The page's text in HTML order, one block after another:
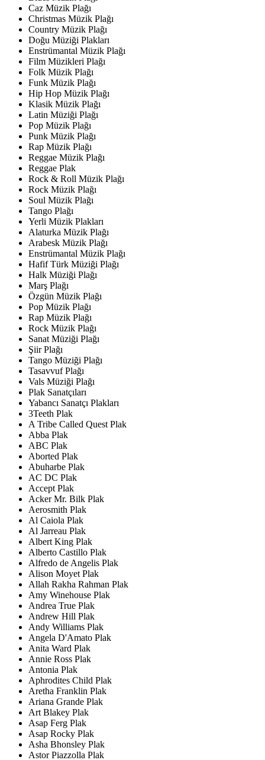
Caz Müzik Plağı
Christmas Müzik Plağı
Country Müzik Plağı
Doğu Müziği Plakları
Enstrümantal Müzik Plağı
Film Müzikleri Plağı
Folk Müzik Plağı
Funk Müzik Plağı
Hip Hop Müzik Plağı
Klasik Müzik Plağı
Latin Müziği Plağı
Pop Müzik Plağı
Punk Müzik Plağı
Rap Müzik Plağı
Reggae Müzik Plağı
Reggae Plak
Rock & Roll Müzik Plağı
Rock Müzik Plağı
Soul Müzik Plağı
Tango Plağı
Yerli Müzik Plakları
Alaturka Müzik Plağı
Arabesk Müzik Plağı
Enstrümantal Müzik Plağı
Hafif Türk Müziği Plağı
Halk Müziği Plağı
Marş Plağı
Özgün Müzik Plağı
Pop Müzik Plağı
Rap Müzik Plağı
Rock Müzik Plağı
Sanat Müziği Plağı
Şiir Plağı
Tango Müziği Plağı
Tasavvuf Plağı
Vals Müziği Plağı
Plak Sanatçıları
Yabancı Sanatçı Plakları
3Teeth Plak
A Tribe Called Quest Plak
Abba Plak
ABC Plak
Aborted Plak
Abuharbe Plak
AC DC Plak
Accept Plak
Acker Mr. Bilk Plak
Aerosmith Plak
Al Caiola Plak
Al Jarreau Plak
Albert King Plak
Alberto Castillo Plak
Alfredo de Angelis Plak
Alison Moyet Plak
Allah Rakha Rahman Plak
Amy Winehouse Plak
Andrea True Plak
Andrew Hill Plak
Andy Williams Plak
Angela D'Amato Plak
Anita Ward Plak
Annie Ross Plak
Antonia Plak
Aphrodites Child Plak
Aretha Franklin Plak
Ariana Grande Plak
Art Blakey Plak
Asap Ferg Plak
Asap Rocky Plak
Asha Bhonsley Plak
Astor Piazzolla Plak